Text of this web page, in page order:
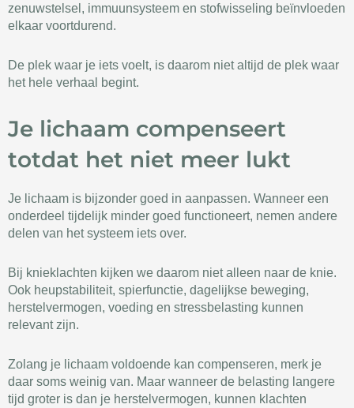
zenuwstelsel, immuunsysteem en stofwisseling beïnvloeden
elkaar voortdurend.
De plek waar je iets voelt, is daarom niet altijd de plek waar
het hele verhaal begint.
Je lichaam compenseert
totdat het niet meer lukt
Je lichaam is bijzonder goed in aanpassen. Wanneer een
onderdeel tijdelijk minder goed functioneert, nemen andere
delen van het systeem iets over.
Bij knieklachten kijken we daarom niet alleen naar de knie.
Ook heupstabiliteit, spierfunctie, dagelijkse beweging,
herstelvermogen, voeding en stressbelasting kunnen
relevant zijn.
Zolang je lichaam voldoende kan compenseren, merk je
daar soms weinig van. Maar wanneer de belasting langere
tijd groter is dan je herstelvermogen, kunnen klachten